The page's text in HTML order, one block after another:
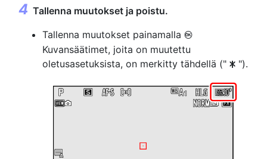
Tallenna muutokset ja poistu.
Tallenna muutokset painamalla J
Kuvansäätimet, joita on muutettu
oletusasetuksista, on merkitty tähdellä (" U ").